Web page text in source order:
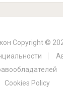
Copyright ©
Cookies Policy